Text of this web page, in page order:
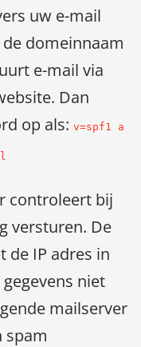
uw e-mail
domeinnaam
e-mail via
Dan
op als: v=spf1 a
controleert bij
versturen. De
de IP adres in
niet
mailserver
spam